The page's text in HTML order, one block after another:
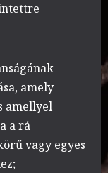
amely
amellyel
a rá
vagy egyes